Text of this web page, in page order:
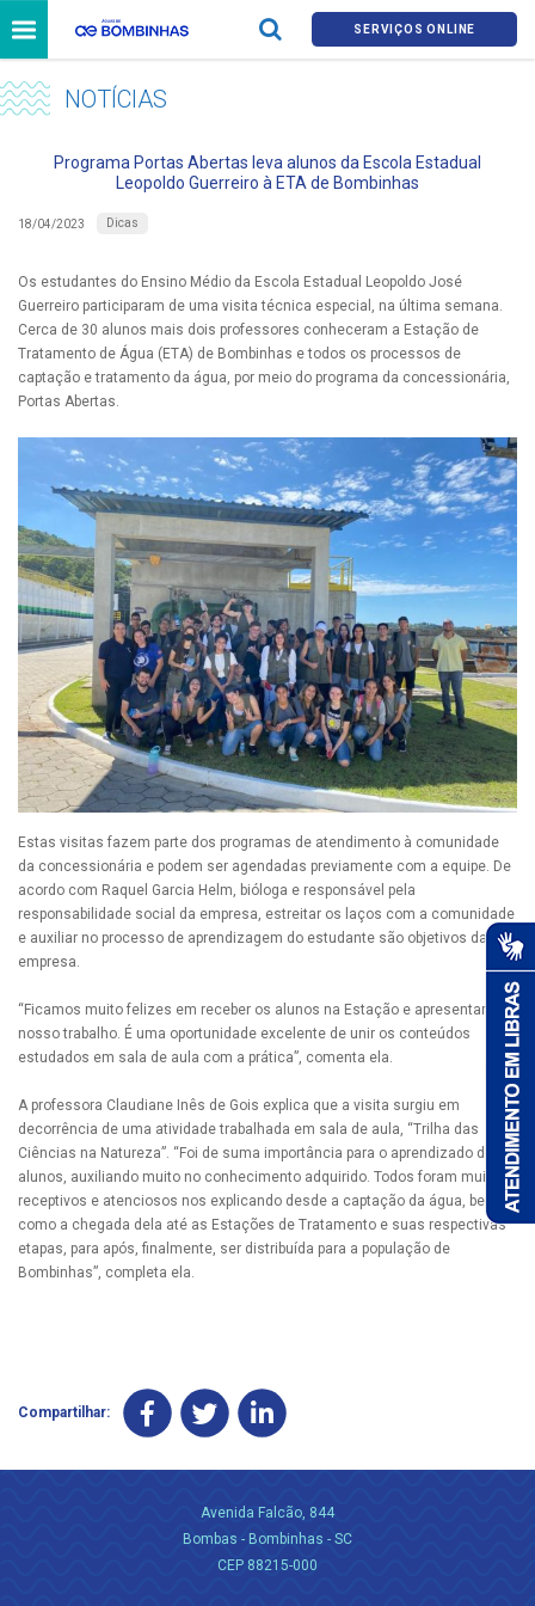
SERVIÇOS ONLINE
NOTÍCIAS
Programa Portas Abertas leva alunos da Escola Estadual
Leopoldo Guerreiro à ETA de Bombinhas
18/04/2023 Dicas
Os estudantes do Ensino Médio da Escola Estadual Leopoldo José
Guerreiro participaram de uma visita técnica especial, na última semana.
Cerca de 30 alunos mais dois professores conheceram a Estação de
Tratamento de Água (ETA) de Bombinhas e todos os processos de
captação e tratamento da água, por meio do programa da concessionária,
Portas Abertas.
Estas visitas fazem parte dos programas de atendimento à comunidade
da concessionária e podem ser agendadas previamente com a equipe. De
acordo com Raquel Garcia Helm, bióloga e responsável pela
responsabilidade social da empresa, estreitar os laços com a comunidade
e auxiliar no processo de aprendizagem do estudante são objetivos da
empresa.
“Ficamos muito felizes em receber os alunos na Estação e apresentar
nosso trabalho. É uma oportunidade excelente de unir os conteúdos
estudados em sala de aula com a prática”, comenta ela.
A professora Claudiane Inês de Gois explica que a visita surgiu em
decorrência de uma atividade trabalhada em sala de aula, “Trilha das
Ciências na Natureza”. “Foi de suma importância para o aprendizado dos
alunos, auxiliando muito no conhecimento adquirido. Todos foram muito
receptivos e atenciosos nos explicando desde a captação da água, bem
como a chegada dela até as Estações de Tratamento e suas respectivas
etapas, para após, finalmente, ser distribuída para a população de
Bombinhas”, completa ela.
Compartilhar:
Avenida Falcão, 844
Bombas - Bombinhas - SC
CEP 88215-000